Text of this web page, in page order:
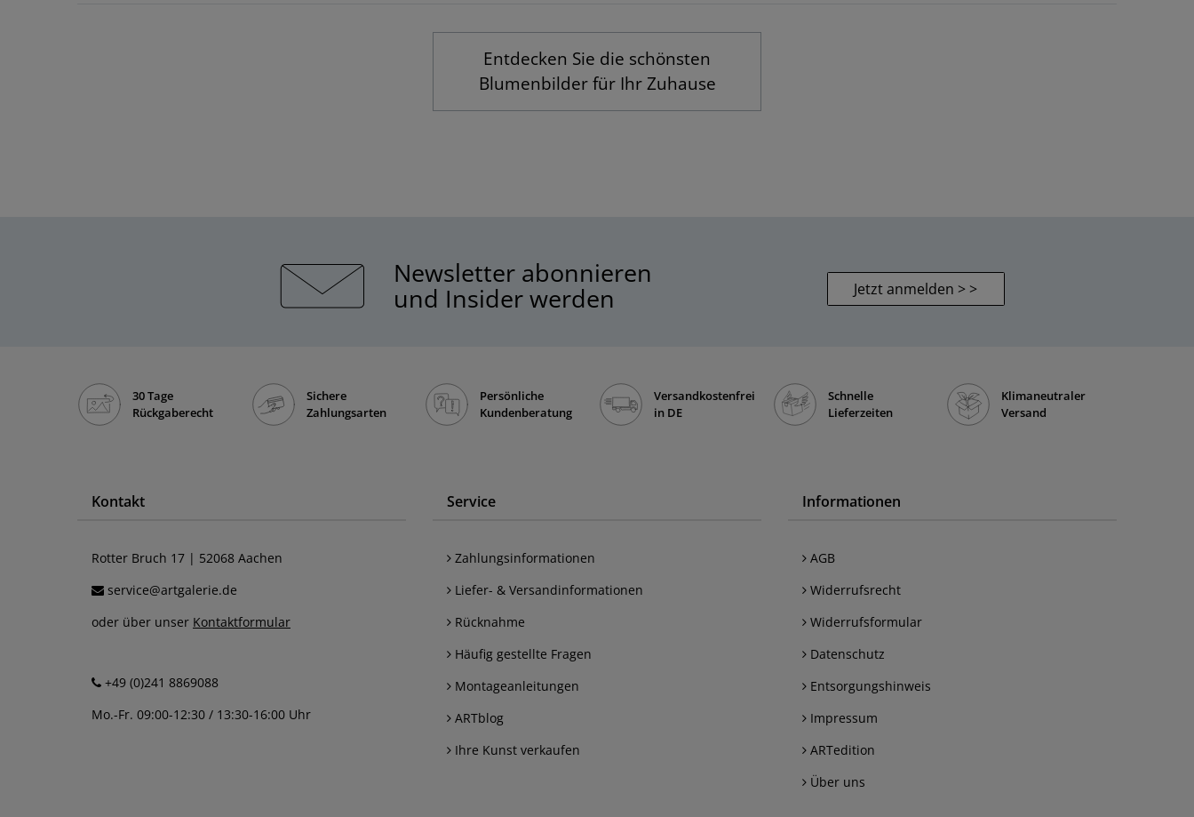
Entdecken Sie die schönsten
Blumenbilder für Ihr Zuhause
Newsletter abonnieren
und Insider werden Jetzt anmelden > >
30 Tage
Rückgaberecht
Sichere
Zahlungsarten
Persönliche
Kundenberatung
Versandkostenfrei
in DE
Schnelle
Lieferzeiten
Klimaneutraler
Versand
Kontakt
Rotter Bruch 17 | 52068 Aachen
service@artgalerie.de
oder über unser Kontaktformular
+49 (0)241 8869088
Mo.-Fr. 09:00-12:30 / 13:30-16:00 Uhr
Service
Zahlungsinformationen
Liefer- & Versandinformationen
Rücknahme
Häufig gestellte Fragen
Montageanleitungen
ARTblog
Ihre Kunst verkaufen
Informationen
AGB
Widerrufsrecht
Widerrufsformular
Datenschutz
Entsorgungshinweis
Impressum
ARTedition
Über uns